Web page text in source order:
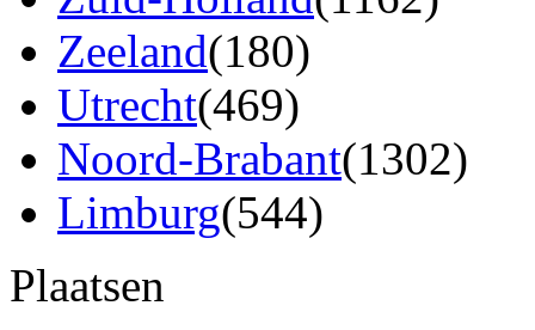
Zeeland(180)
Utrecht(469)
Noord-Brabant(1302)
Limburg(544)
Plaatsen